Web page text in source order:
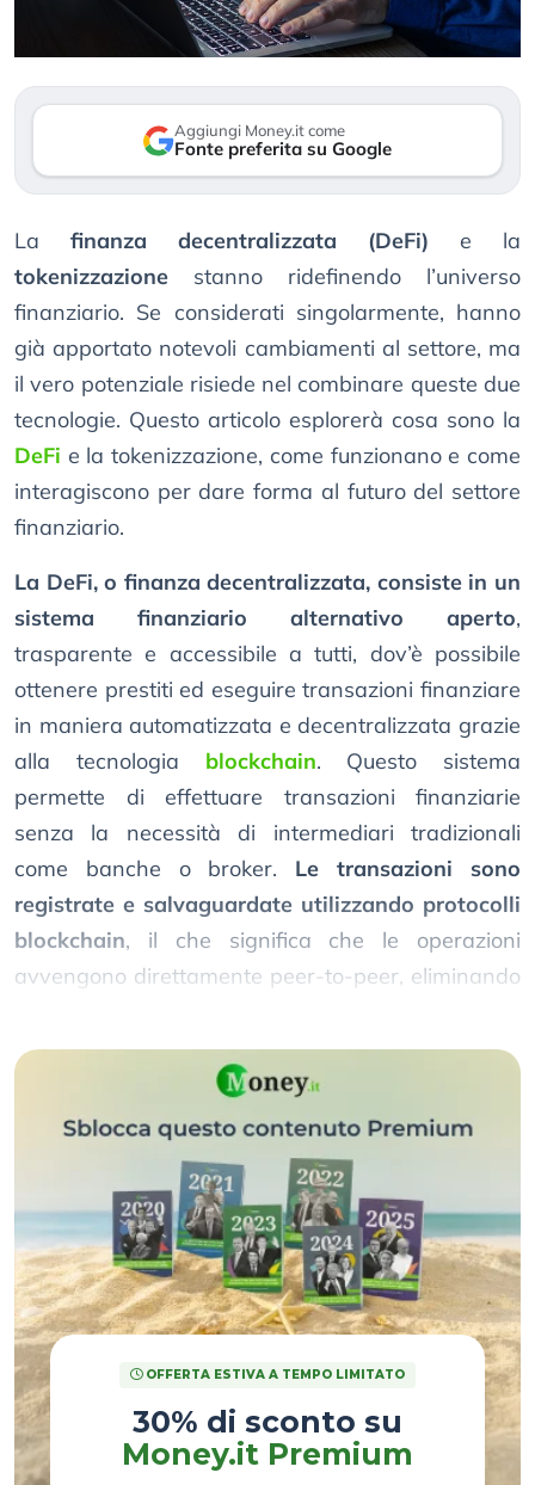
Aggiungi Money.it come
Fonte preferita su Google
La finanza decentralizzata (DeFi) e la
tokenizzazione stanno ridefinendo l’universo
finanziario. Se considerati singolarmente, hanno
già apportato notevoli cambiamenti al settore, ma
il vero potenziale risiede nel combinare queste due
tecnologie. Questo articolo esplorerà cosa sono la
DeFi e la tokenizzazione, come funzionano e come
interagiscono per dare forma al futuro del settore
finanziario.
La DeFi, o finanza decentralizzata, consiste in un
sistema finanziario alternativo aperto,
trasparente e accessibile a tutti, dov’è possibile
ottenere prestiti ed eseguire transazioni finanziare
in maniera automatizzata e decentralizzata grazie
alla tecnologia blockchain. Questo sistema
permette di effettuare transazioni finanziarie
senza la necessità di intermediari tradizionali
come banche o broker. Le transazioni sono
registrate e salvaguardate utilizzando protocolli
blockchain, il che significa che le operazioni
avvengono direttamente peer-to-peer, eliminando
OFFERTA ESTIVA A TEMPO LIMITATO
30% di sconto su
Money.it Premium